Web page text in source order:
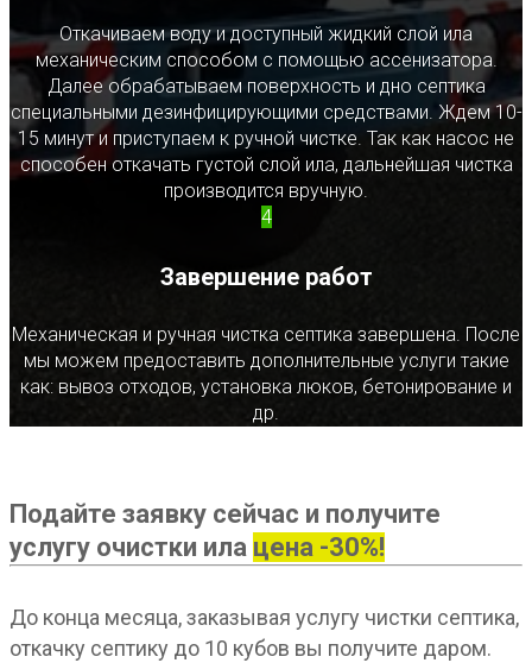
Откачиваем воду и доступный жидкий слой ила
механическим способом с помощью ассенизатора.
Далее обрабатываем поверхность и дно септика
специальными дезинфицирующими средствами. Ждем 10-
15 минут и приступаем к ручной чистке. Так как насос не
способен откачать густой слой ила, дальнейшая чистка
производится вручную.
4
Завершение работ
Механическая и ручная чистка септика завершена. После
мы можем предоставить дополнительные услуги такие
как: вывоз отходов, установка люков, бетонирование и
др.
Подайте заявку сейчас и получите
услугу очистки ила цена -30%!
До конца месяца, заказывая услугу чистки септика,
откачку септику до 10 кубов вы получите даром.